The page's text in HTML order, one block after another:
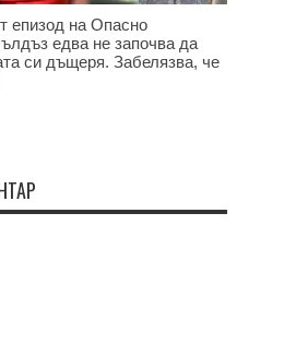
епизод на Опасно
едва не започва да
си дъщеря. Забелязва, че